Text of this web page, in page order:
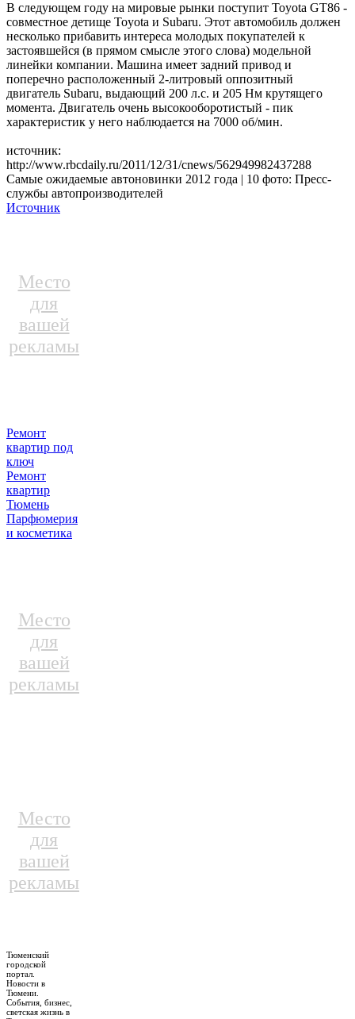
В следующем году на мировые рынки поступит Toyota GT86 -
совместное детище Toyota и Subaru. Этот автомобиль должен
несколько прибавить интереса молодых покупателей к
застоявшейся (в прямом смысле этого слова) модельной
линейки компании. Машина имеет задний привод и
поперечно расположенный 2-литровый оппозитный
двигатель Subaru, выдающий 200 л.с. и 205 Нм крутящего
момента. Двигатель очень высокооборотистый - пик
характеристик у него наблюдается на 7000 об/мин.
источник:
http://www.rbcdaily.ru/2011/12/31/cnews/562949982437288
Самые ожидаемые автоновинки 2012 года | 10 фото: Пресс-
службы автопроизводителей
Источник
Место
для
вашей
рекламы
Ремонт
квартир под
ключ
Ремонт
квартир
Тюмень
Парфюмерия
и косметика
Место
для
вашей
рекламы
Место
для
вашей
рекламы
Тюменский
городской
портал.
Новости в
Тюмени.
События, бизнес,
светская жизнь в